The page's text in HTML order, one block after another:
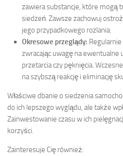
zawiera substancje, które mogą
siedzeń. Zawsze zachowuj
jego przypadkowego rozlania.
Okresowe przeglądy:
zwracając uwagę na ewentualne
przetarcia czy pęknięcia.
na szybszą reakcję i eliminację
Właściwe dbanie o siedzenia
do ich lepszego wyglądu, ale także
Zainwestowanie czasu w ich
korzyści.
Zainteresuje Cię również: